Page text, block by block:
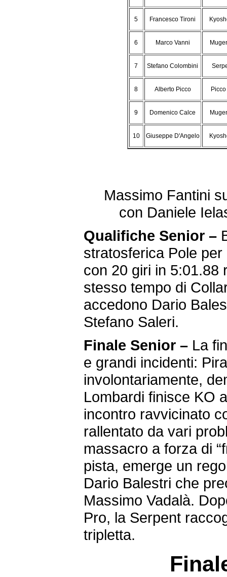
5 Francesco Tironi
6 Marco Vanni
7 Stefano Colombini
8 Alberto Picco
9 Domenico Calce
10 Giuseppe D'Angelo
Massimo Fantini
con Daniele
Qualifiche Senior –
stratosferica Pole
con 20 giri in 5:01.88
stesso tempo di
accedono Dario
Stefano Saleri.
Finale Senior – La
e grandi incidenti:
involontariamente,
Lombardi finisce KO
incontro ravvicinato
rallentato da vari
massacro a forza di
pista, emerge un
Dario Balestri che
Massimo Vadalà.
Pro, la Serpent
tripletta.